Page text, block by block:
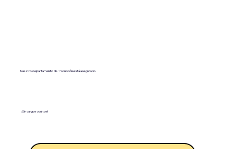
Nuestro departamento de traducción está asegurado.
¡Sin cargos ocultos!